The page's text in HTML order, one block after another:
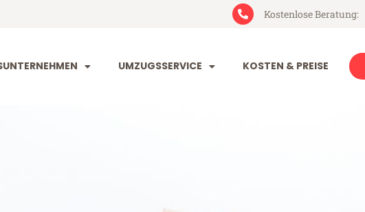
Kostenlose Beratung:
UMZUGSSERVICE KOSTEN & PREISE